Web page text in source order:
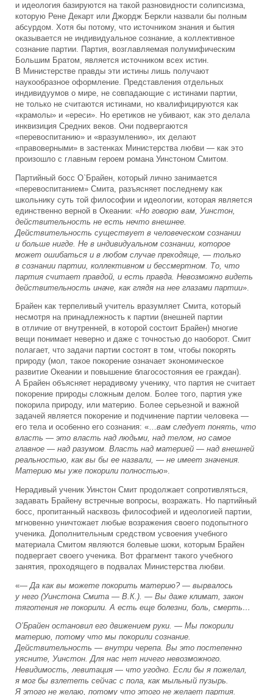
и идеология базируются на такой разновидности солипсизма,
которую Рене Декарт или Джордж Беркли назвали бы полным
абсурдом. Хотя бы потому, что источником знания и бытия
оказывается не индивидуальное сознание, а коллективное
сознание партии. Партия, возглавляемая полумифическим
Большим Братом, является источником всех истин.
В Министерстве правды эти истины лишь получают
наукообразное оформление. Представления отдельных
индивидуумов о мире, не совпадающие с истинами партии,
не только не считаются истинами, но квалифицируются как
«крамолы» и «ереси». Но еретиков не убивают, как это делала
инквизиция Средних веков. Они подвергаются
«перевоспитанию» и «вразумлению», их делают
«правоверными» в застенках Министерства любви — как это
произошло с главным героем романа Уинстоном Смитом.
Партийный босс О`Брайен, который лично занимается
«перевоспитанием» Смита, разъясняет последнему как
школьнику суть той философии и идеологии, которая является
единственно верной в Океании: «Но говорю вам, Уинстон,
действительность не есть нечто внешнее.
Действительность существует в человеческом сознании
и больше нигде. Не в индивидуальном сознании, которое
может ошибаться и в любом случае преходяще, — только
в сознании партии, коллективном и бессмертном. То, что
партия считает правдой, и есть правда. Невозможно видеть
действительность иначе, как глядя на нее глазами партии».
Брайен как терпеливый учитель вразумляет Смита, который
несмотря на принадлежность к партии (внешней партии
в отличие от внутренней, в которой состоит Брайен) многие
вещи понимает неверно и даже с точностью до наоборот. Смит
полагает, что задачи партии состоят в том, чтобы покорять
природу (мол, такое покорение означает экономическое
развитие Океании и повышение благосостояния ее граждан).
А Брайен объясняет нерадивому ученику, что партия не считает
покорение природы сложным делом. Более того, партия уже
покорила природу, или материю. Более серьезной и важной
задачей является покорение и подчинение партии человека —
его тела и особенно его сознания: «…вам следует понять, что
власть — это власть над людьми, над телом, но самое
главное — над разумом. Власть над материей — над внешней
реальностью, как вы бы ее назвали, — не имеет значения.
Материю мы уже покорили полностью».
Нерадивый ученик Уинстон Смит продолжает сопротивляться,
задавать Брайену встречные вопросы, возражать. Но партийный
босс, пропитанный насквозь философией и идеологией партии,
мгновенно уничтожает любые возражения своего подопытного
ученика. Дополнительным средством усвоения учебного
материала Смитом являются болевые шоки, которым Брайен
подвергает своего ученика. Вот фрагмент такого учебного
занятия, проходящего в подвалах Министерства любви.
«—Да как вы можете покорить материю? — вырвалось
у него (Уинстона Смита — В.К.). — Вы даже климат, закон
тяготения не покорили. А есть еще болезни, боль, смерть…
О’Брайен остановил его движением руки. — Мы покорили
материю, потому что мы покорили сознание.
Действительность — внутри черепа. Вы это постепенно
уясните, Уинстон. Для нас нет ничего невозможного.
Невидимость, левитация — что угодно. Если бы я пожелал,
я мог бы взлететь сейчас с пола, как мыльный пузырь.
Я этого не желаю, потому что этого не желает партия.